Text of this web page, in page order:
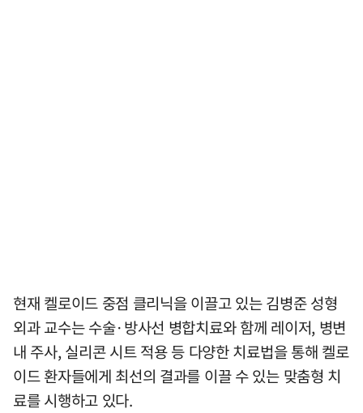
현재 켈로이드 중점 클리닉을 이끌고 있는 김병준 성형
외과 교수는 수술·방사선 병합치료와 함께 레이저, 병변
내 주사, 실리콘 시트 적용 등 다양한 치료법을 통해 켈로
이드 환자들에게 최선의 결과를 이끌 수 있는 맞춤형 치
료를 시행하고 있다.